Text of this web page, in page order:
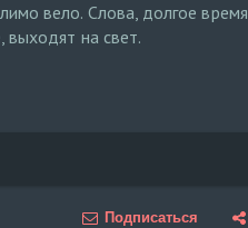
вело. Слова, долгое время
выходят на свет.
Подписаться